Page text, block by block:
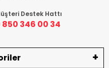
Destek Hattı
850 346 00 34